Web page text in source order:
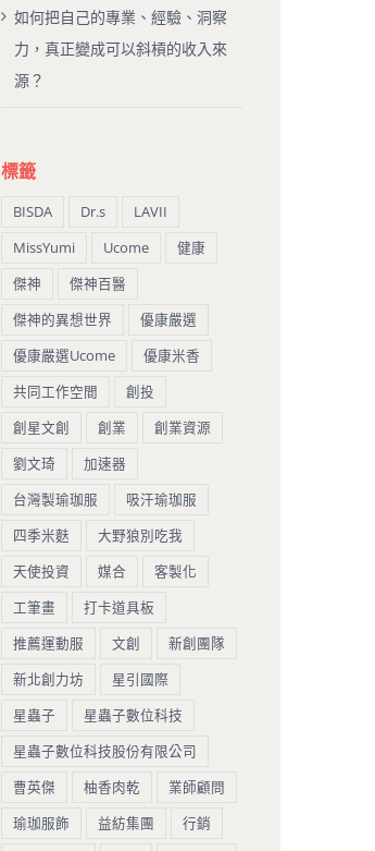
如何把自己的專業、經驗、洞察
力，真正變成可以斜槓的收入來
源？
標籤
BISDA Dr.s
LAVII
MissYumi
Ucome
健康
傑神
傑神百醫
傑神的異想世界
優康嚴選
優康嚴選Ucome
優康米香
共同工作空間
創投
創星文創
創業
創業資源
劉文琦
加速器
台灣製瑜珈服
吸汗瑜珈服
四季米麩
大野狼別吃我
天使投資
媒合
客製化
工筆畫
打卡道具板
推薦運動服
文創
新創團隊
新北創力坊
星引國際
星蟲子
星蟲子數位科技
星蟲子數位科技股份有限公司
曹英傑
柚香肉乾
業師顧問
瑜珈服飾
益紡集團
行銷